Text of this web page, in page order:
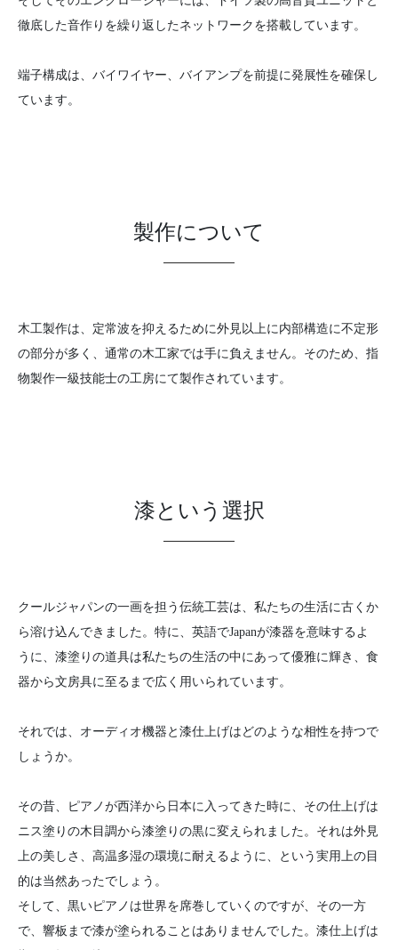
徹底した音作りを繰り返したネットワークを搭載しています。
端子構成は、バイワイヤー、バイアンプを前提に発展性を確保し
ています。
製作について
木工製作は、定常波を抑えるために外見以上に内部構造に不定形
の部分が多く、通常の木工家では手に負えません。そのため、指
物製作一級技能士の工房にて製作されています。
漆という選択
クールジャパンの一画を担う伝統工芸は、私たちの生活に古くか
ら溶け込んできました。特に、英語でJapanが漆器を意味するよ
うに、漆塗りの道具は私たちの生活の中にあって優雅に輝き、食
器から文房具に至るまで広く用いられています。
それでは、オーディオ機器と漆仕上げはどのような相性を持つで
しょうか。
その昔、ピアノが西洋から日本に入ってきた時に、その仕上げは
ニス塗りの木目調から漆塗りの黒に変えられました。それは外見
上の美しさ、高温多湿の環境に耐えるように、という実用上の目
的は当然あったでしょう。
そして、黒いピアノは世界を席巻していくのですが、その一方
で、響板まで漆が塗られることはありませんでした。漆仕上げは